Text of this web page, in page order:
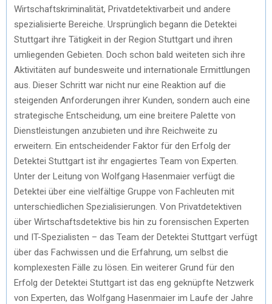
Wirtschaftskriminalität, Privatdetektivarbeit und andere
spezialisierte Bereiche. Ursprünglich begann die Detektei
Stuttgart ihre Tätigkeit in der Region Stuttgart und ihren
umliegenden Gebieten. Doch schon bald weiteten sich ihre
Aktivitäten auf bundesweite und internationale Ermittlungen
aus. Dieser Schritt war nicht nur eine Reaktion auf die
steigenden Anforderungen ihrer Kunden, sondern auch eine
strategische Entscheidung, um eine breitere Palette von
Dienstleistungen anzubieten und ihre Reichweite zu
erweitern. Ein entscheidender Faktor für den Erfolg der
Detektei Stuttgart ist ihr engagiertes Team von Experten.
Unter der Leitung von Wolfgang Hasenmaier verfügt die
Detektei über eine vielfältige Gruppe von Fachleuten mit
unterschiedlichen Spezialisierungen. Von Privatdetektiven
über Wirtschaftsdetektive bis hin zu forensischen Experten
und IT-Spezialisten – das Team der Detektei Stuttgart verfügt
über das Fachwissen und die Erfahrung, um selbst die
komplexesten Fälle zu lösen. Ein weiterer Grund für den
Erfolg der Detektei Stuttgart ist das eng geknüpfte Netzwerk
von Experten, das Wolfgang Hasenmaier im Laufe der Jahre